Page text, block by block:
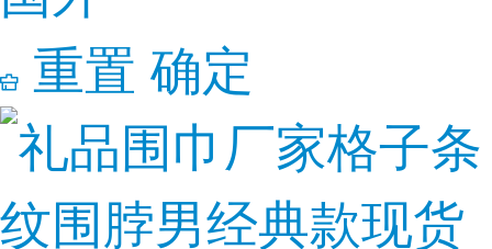
重置 确定